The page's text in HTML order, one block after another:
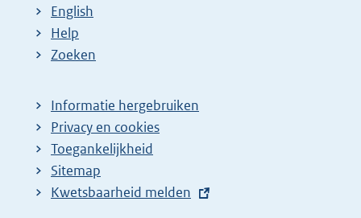
English
Help
Zoeken
Informatie hergebruiken
Privacy en cookies
Toegankelijkheid
Sitemap
E
Kwetsbaarheid melden